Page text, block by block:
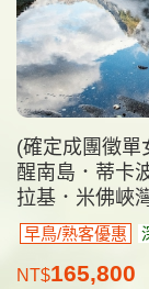
(確定成團徵單
醒南島．蒂卡
拉基．米佛峽
早鳥/熟客優惠
NT$165,800